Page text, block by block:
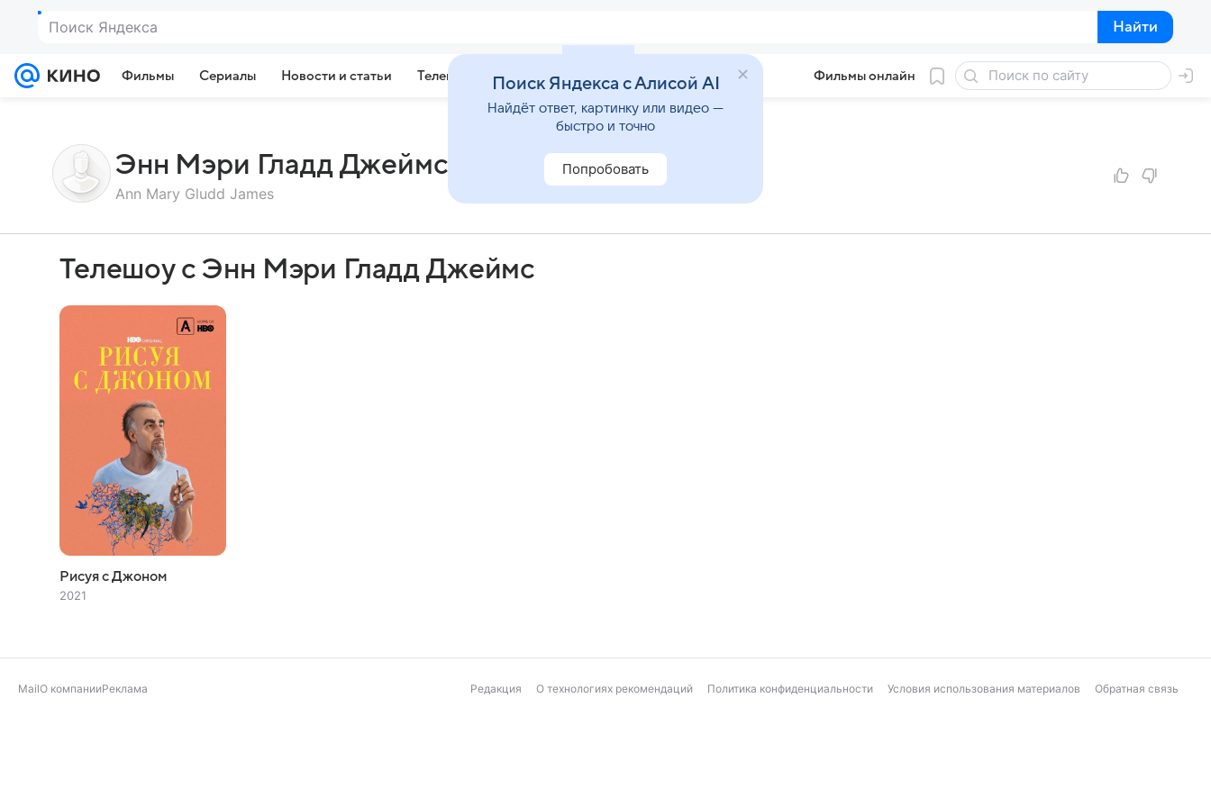
Найти
Найти
Фильмы Сериалы Новости и статьи Телепрограмма Звезды Фильмы онлайн
Энн Мэри Гладд Джеймс
Ann Mary Gludd James
Телешоу с Энн Мэри Гладд Джеймс
Рисуя с Джоном
2021
MailО компанииРеклама Редакция О технологиях рекомендаций Политика конфиденциальности Условия использования материалов Обратная связь
Поиск Яндекса с Алисой AI
Найдёт ответ, картинку или видео —
быстро и точно
Попробовать